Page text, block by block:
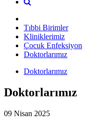
Tıbbi Birimler
Kliniklerimiz
Çocuk Enfeksiyon
Doktorlarımız
Doktorlarımız
Doktorlarımız
09 Nisan 2025